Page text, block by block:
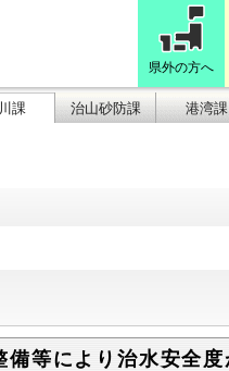
県外の方へ
課 治山砂防課 港湾課
等により治水安全度